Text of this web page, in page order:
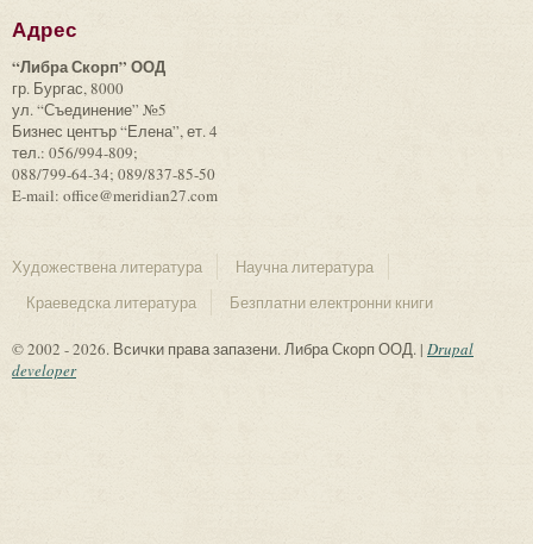
Адрес
“Либра Скорп” ООД
гр. Бургас, 8000
ул. “Съединение” №5
Бизнес център “Елена”, ет. 4
тел.: 056/994-809;
088/799-64-34; 089/837-85-50
E-mail: office@meridian27.com
Художествена литература
Научна литература
Краеведска литература
Безплатни електронни книги
© 2002 - 2026. Всички права запазени. Либра Скорп ООД. | Drupal
developer